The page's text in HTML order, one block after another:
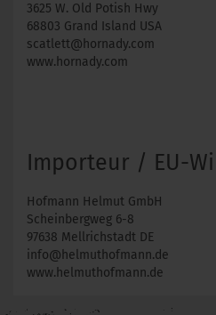
3625 W. Old Potish Hwy
68803 Grand Island USA
scatlett@hornady.com
www.hornady.com
Importeur / EU-
Hofmann Helmut GmbH
Scheinbergweg 6-8
97638 Mellrichstadt DE
info@helmuthofmann.de
www.helmuthofmann.de